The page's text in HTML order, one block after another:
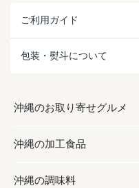
ご利用ガイド
包装・熨斗について
沖縄のお取り寄せグルメ
お取り寄せグルメ
フルーツ・野菜
沖縄の加工食品
加工食品
沖縄の調味料